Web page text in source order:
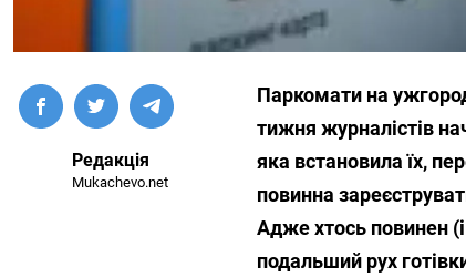
Редакція
Mukachevo.net
Паркомати на
тижня журналістів
яка встановила їх,
повинна
Адже хтось повинен
подальший рух